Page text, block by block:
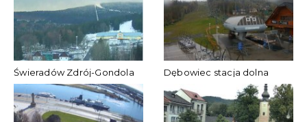
Świeradów Zdrój-Gondola Dębowiec stacja dolna